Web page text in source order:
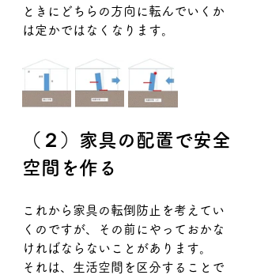
ときにどちらの方向に転んでいくか
は定かではなくなります。
（２）家具の配置で安全
空間を作る
これから家具の転倒防止を考えてい
くのですが、その前にやっておかな
ければならないことがあります。
それは、生活空間を区分することで